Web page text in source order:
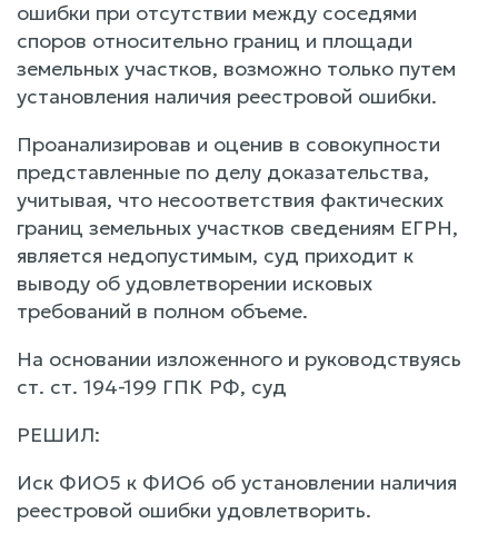
ошибки при отсутствии между соседями
споров относительно границ и площади
земельных участков, возможно только путем
установления наличия реестровой ошибки.
Проанализировав и оценив в совокупности
представленные по делу доказательства,
учитывая, что несоответствия фактических
границ земельных участков сведениям ЕГРН,
является недопустимым, суд приходит к
выводу об удовлетворении исковых
требований в полном объеме.
На основании изложенного и руководствуясь
ст. ст. 194-199 ГПК РФ, суд
РЕШИЛ:
Иск ФИО5 к ФИО6 об установлении наличия
реестровой ошибки удовлетворить.